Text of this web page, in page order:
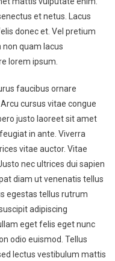
et netus. Lacus
donec et. Vel pretium
non quam lacus
lorem ipsum.
faucibus ornare
cursus vitae congue
justo laoreet sit amet
in ante. Viverra
vitae auctor. Vitae
nec ultrices dui sapien
diam ut venenatis tellus
egestas tellus rutrum
adipiscing
eget felis eget nunc
odio euismod. Tellus
lectus vestibulum mattis